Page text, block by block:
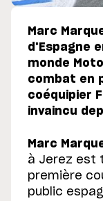
Marc
d'Espagne
monde
combat en
coéquipier
invaincu
Marc
à Jerez est
première
public